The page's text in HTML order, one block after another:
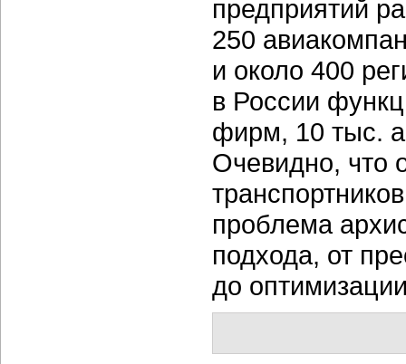
предприятий
250
и около 400
в России
фирм, 10 тыс.
Очевидно, что
проблема
подхода, от
до